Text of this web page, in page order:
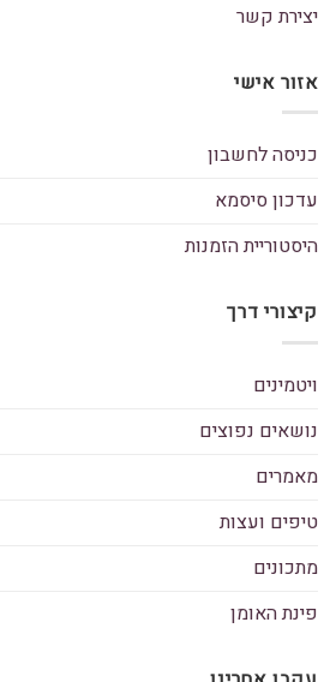
יצירת קשר
אזור אישי
כניסה לחשבון
עדכון סיסמא
היסטוריית הזמנות
קיצורי דרך
ויטמינים
נושאים נפוצים
מאמרים
טיפים ועצות
מתכונים
פינת האומן